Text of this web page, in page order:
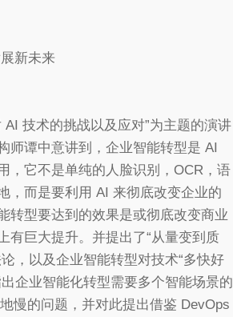
新未来
AI 技术的挑战以及应对”为主题的演讲
师谭中意讲到，企业智能转型是 AI
，它不是单纯的人脸识别，OCR，语
，而是要利用 AI 来彻底改变企业的
转型要达到的效果是或彻底改变商业
有巨大提升。并提出了“从量变到质
，以及企业智能转型对技术“多快好
企业智能化转型需要多个智能场景的
慢的问题，并对此提出借鉴 DevOps